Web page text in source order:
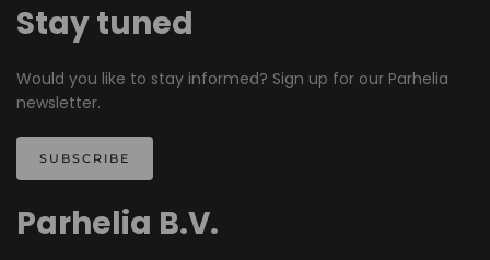
Stay tuned
Would you like to stay informed? Sign up for our Parhelia
newsletter.
SUBSCRIBE
Parhelia B.V.